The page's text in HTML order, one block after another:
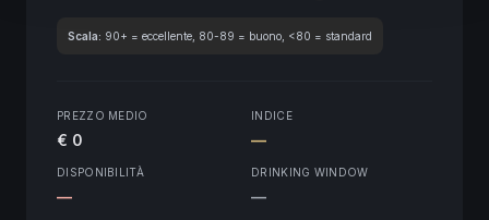
Scala: 90+ = eccellente, 80-89 = buono, <80 = standard
PREZZO MEDIO
€ 0
INDICE
—
DISPONIBILITÀ
—
DRINKING WINDOW
—